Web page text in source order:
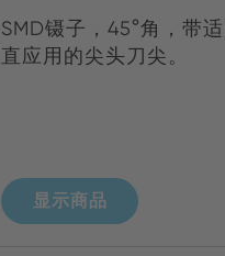
SMD镊子，45°角，带
直应用的尖头刀尖。
显示商品